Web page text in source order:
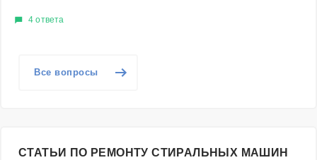
4 ответа
Все вопросы
СТАТЬИ ПО РЕМОНТУ СТИРАЛЬНЫХ МАШИН